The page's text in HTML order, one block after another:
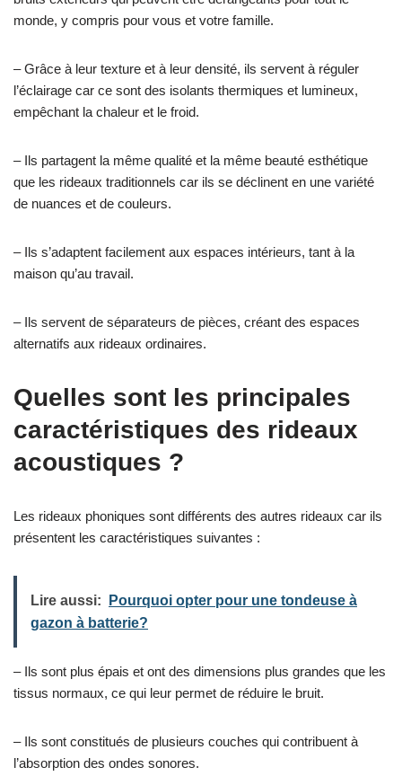
monde, y compris pour vous et votre famille.
– Grâce à leur texture et à leur densité, ils servent à réguler
l’éclairage car ce sont des isolants thermiques et lumineux,
empêchant la chaleur et le froid.
– Ils partagent la même qualité et la même beauté esthétique
que les rideaux traditionnels car ils se déclinent en une variété
de nuances et de couleurs.
– Ils s’adaptent facilement aux espaces intérieurs, tant à la
maison qu’au travail.
– Ils servent de séparateurs de pièces, créant des espaces
alternatifs aux rideaux ordinaires.
Quelles sont les principales
caractéristiques des rideaux
acoustiques ?
Les rideaux phoniques sont différents des autres rideaux car ils
présentent les caractéristiques suivantes :
Lire aussi:
Pourquoi opter pour une tondeuse à
gazon à batterie?
– Ils sont plus épais et ont des dimensions plus grandes que les
tissus normaux, ce qui leur permet de réduire le bruit.
– Ils sont constitués de plusieurs couches qui contribuent à
l’absorption des ondes sonores.